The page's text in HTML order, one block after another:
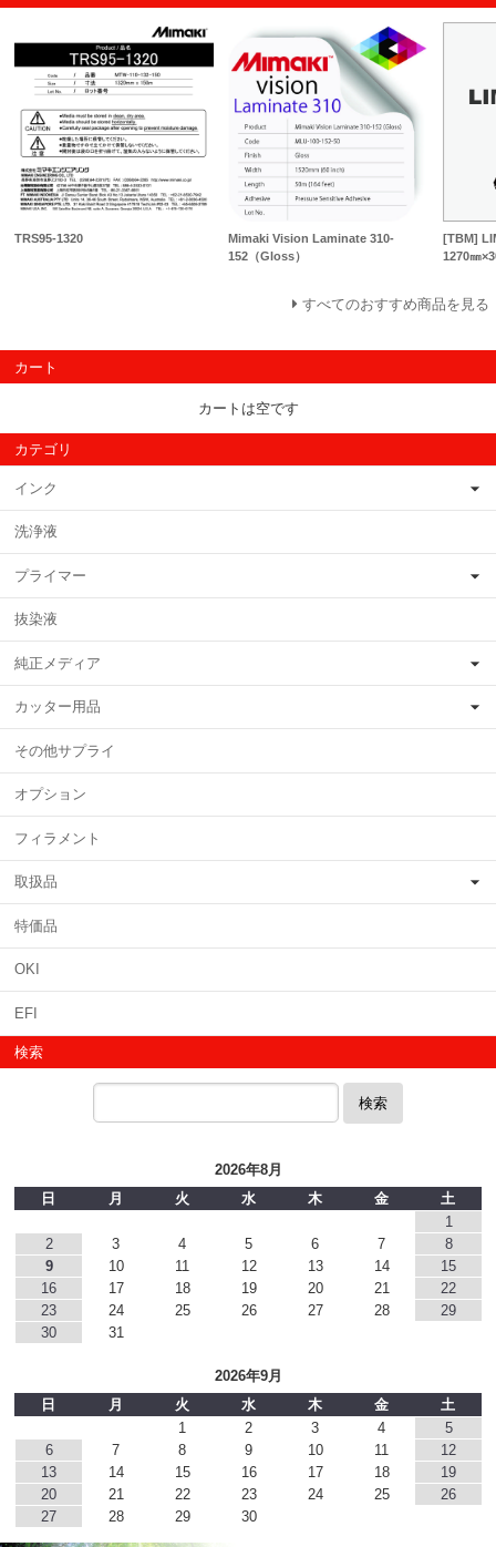
TRS95-1320
Mimaki Vision Laminate 310-
152（Gloss）
[TBM]
1270㎜
すべてのおすすめ商品を見る
カート
カートは空です
カテゴリ
インク
洗浄液
プライマー
抜染液
純正メディア
カッター用品
その他サプライ
オプション
フィラメント
取扱品
特価品
OKI
EFI
検索
検索
2026年8月
日
月 火 水 木 金
土
1
2
3 4 5 6 7
8
9
10 11 12 13 14
15
16
17 18 19 20 21
22
23
24 25 26 27 28
29
30
31
2026年9月
日
月 火 水 木 金
土
1
2 3 4
5
6
7 8 9 10 11
12
13
14 15 16 17 18
19
20
21 22 23 24 25
26
27
28 29 30